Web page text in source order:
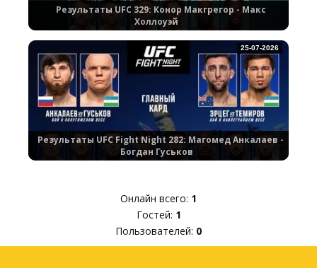
Результаты UFC 329: Конор Макгрегор - Макс
Холлоуэй
Результаты UFC Fight Night 282: Магомед Анкалаев -
Богдан Гуськов
25-07-2026
Онлайн всего: 1
Гостей: 1
Пользователей: 0